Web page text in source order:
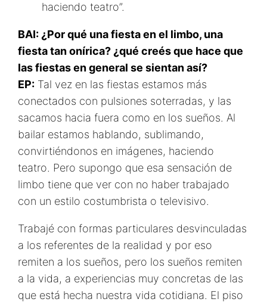
haciendo teatro”.
BAI: ¿Por qué una fiesta en el limbo, una
fiesta tan onírica? ¿qué creés que hace que
las fiestas en general se sientan así?
EP: Tal vez en las fiestas estamos más
conectados con pulsiones soterradas, y las
sacamos hacia fuera como en los sueños. Al
bailar estamos hablando, sublimando,
convirtiéndonos en imágenes, haciendo
teatro. Pero supongo que esa sensación de
limbo tiene que ver con no haber trabajado
con un estilo costumbrista o televisivo.
Trabajé con formas particulares desvinculadas
a los referentes de la realidad y por eso
remiten a los sueños, pero los sueños remiten
a la vida, a experiencias muy concretas de las
que está hecha nuestra vida cotidiana. El piso